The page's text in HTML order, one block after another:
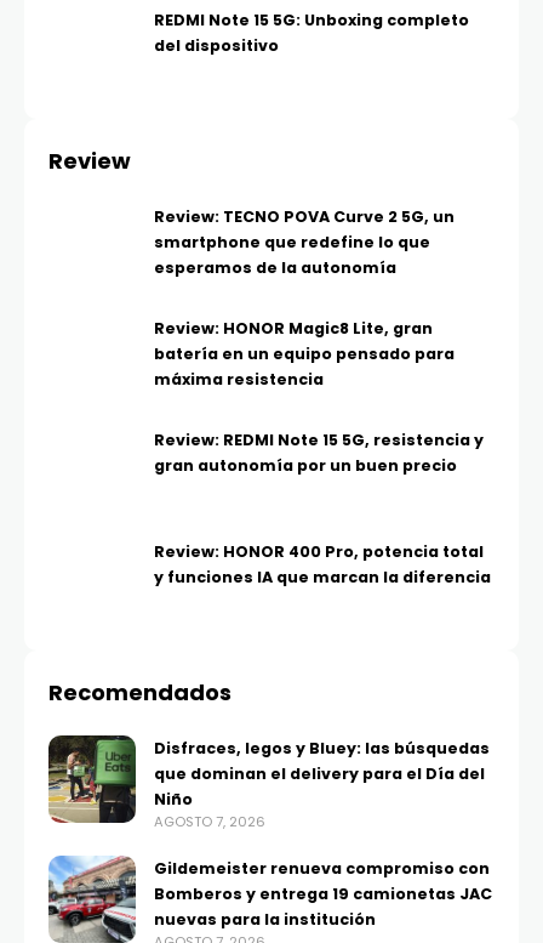
REDMI Note 15 5G: Unboxing completo
del dispositivo
Review
Review: TECNO POVA Curve 2 5G, un
smartphone que redefine lo que
esperamos de la autonomía
Review: HONOR Magic8 Lite, gran
batería en un equipo pensado para
máxima resistencia
Review: REDMI Note 15 5G, resistencia y
gran autonomía por un buen precio
Review: HONOR 400 Pro, potencia total
y funciones IA que marcan la diferencia
Recomendados
Disfraces, legos y Bluey: las búsquedas
que dominan el delivery para el Día del
Niño
AGOSTO 7, 2026
Gildemeister renueva compromiso con
Bomberos y entrega 19 camionetas JAC
nuevas para la institución